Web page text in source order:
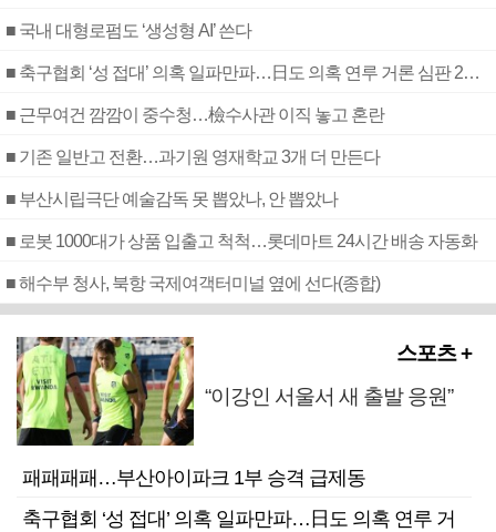
■ 국내 대형로펌도 ‘생성형 AI’ 쓴다
■ 축구협회 ‘성 접대’ 의혹 일파만파…日도 의혹 연루 거론 심판 2명 조사
■ 근무여건 깜깜이 중수청…檢수사관 이직 놓고 혼란
■ 기존 일반고 전환…과기원 영재학교 3개 더 만든다
■ 부산시립극단 예술감독 못 뽑았나, 안 뽑았나
■ 로봇 1000대가 상품 입출고 척척…롯데마트 24시간 배송 자동화
■ 해수부 청사, 북항 국제여객터미널 옆에 선다(종합)
스포츠 +
“이강인 서울서 새 출발 응원”
패패패패…부산아이파크 1부 승격 급제동
축구협회 ‘성 접대’ 의혹 일파만파…日도 의혹 연루 거